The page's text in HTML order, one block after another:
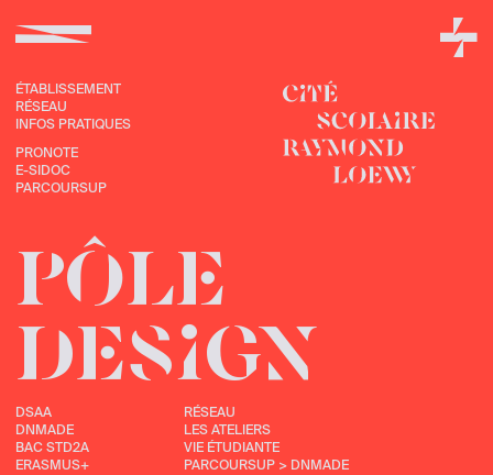
ÉTABLISSEMENT
RÉSEAU
INFOS PRATIQUES
PRONOTE
E-SIDOC
PARCOURSUP
PÔLE
DESIGN
DSAA
DNMADE
BAC STD2A
ERASMUS+
RÉSEAU
LES ATELIERS
VIE ÉTUDIANTE
PARCOURSUP > DNMADE